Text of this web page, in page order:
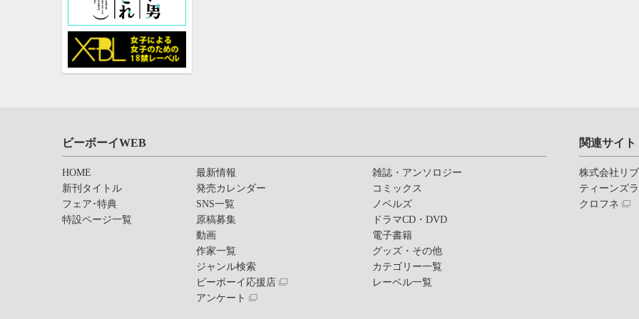
ビーボーイWEB
HOME
新刊タイトル
フェア･特典
特設ページ一覧
最新情報
発売カレンダー
SNS一覧
原稿募集
動画
作家一覧
ジャンル検索
ビーボーイ応援店
アンケート
雑誌・アンソロジー
コミックス
ノベルズ
ドラマCD・DVD
電子書籍
グッズ・その他
カテゴリー一覧
レーベル一覧
関連サイト
株式会社リ
ティーンズ
クロフネ